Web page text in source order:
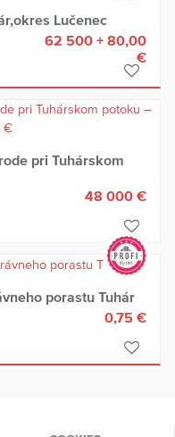
Lučenec
62 500 + 80,00
€
pri Tuhárskom
48 000 €
porastu Tuhár
0,75 €